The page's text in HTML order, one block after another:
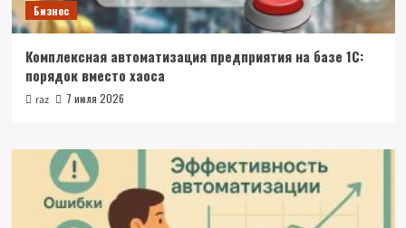
Бизнес
Комплексная автоматизация предприятия на базе 1С:
порядок вместо хаоса
raz 7 июля 2026